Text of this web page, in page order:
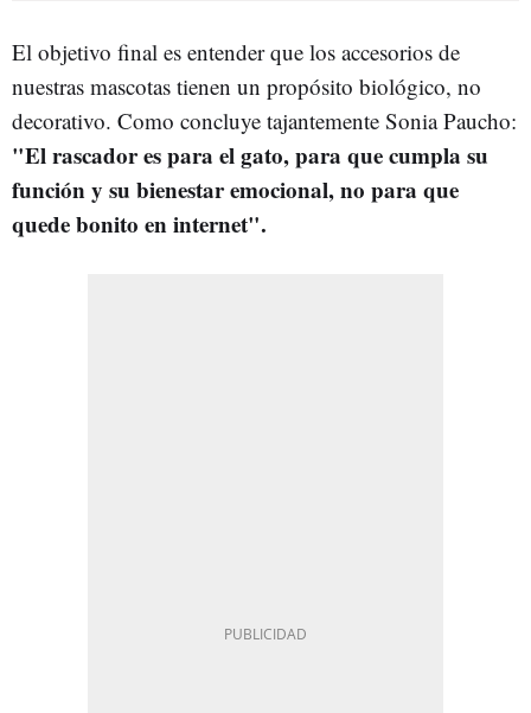
El objetivo final es entender que los accesorios de
nuestras mascotas tienen un propósito biológico, no
decorativo. Como concluye tajantemente Sonia Paucho:
"El rascador es para el gato, para que cumpla su
función y su bienestar emocional, no para que
quede bonito en internet".